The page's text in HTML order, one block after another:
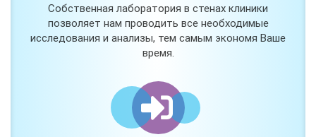
Собственная лаборатория в стенах клиники
позволяет нам проводить все необходимые
исследования и анализы, тем самым экономя Ваше
время.
Работает наСтримвуд